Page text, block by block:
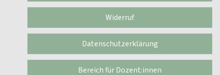
Widerruf
Datenschutzerklärung
Bereich für Dozent:innen